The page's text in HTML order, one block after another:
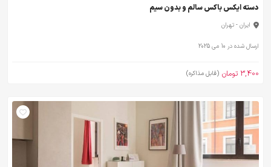
دسته ایکس باکس سالم و بدون سیم
ایران - تهران
ارسال شده در 10 می 2025
3,400 تومان (قابل مذاکره)